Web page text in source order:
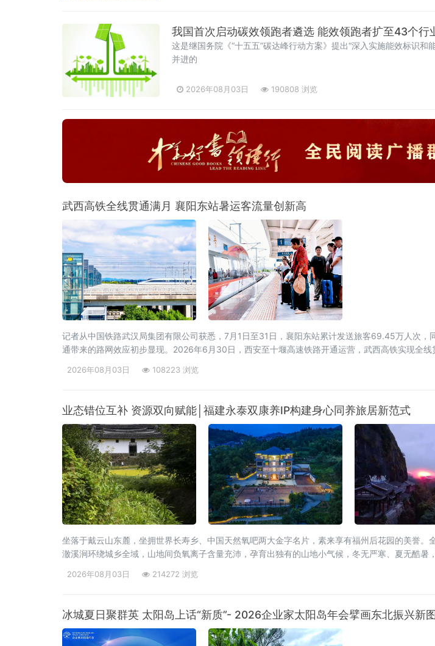
我国首次启动碳效领跑者遴选 能效领跑者扩至43个行
这是继国务院《“十五五”碳达峰行动方案》提出“深入实施能效标识和
并进的
2026年08月03日 190808 浏览
武西高铁全线贯通满月 襄阳东站暑运客流量创新高
记者从中国铁路武汉局集团有限公司获悉，7月1日至31日，襄阳东站累计发送旅客69.45万人次
通带来的路网效应初步显现。2026年6月30日，西安至十堰高速铁路开通运营，武西高铁实现全
2026年08月03日 108223 浏览
业态错位互补 资源双向赋能│福建永泰双康养IP构建身心同养旅居新范式
坐落于戴云山东麓，坐拥世界长寿乡、中国天然氧吧两大金字名片，素来享有福州后花园的美誉
澈溪涧环绕城乡全域，山地间负氧离子含量充沛，孕育出独有的山地小气候，冬无严寒、夏无酷暑
2026年08月03日 214272 浏览
冰城夏日聚群英 太阳岛上话“新质”- 2026企业家太阳岛年会擘画东北振兴新